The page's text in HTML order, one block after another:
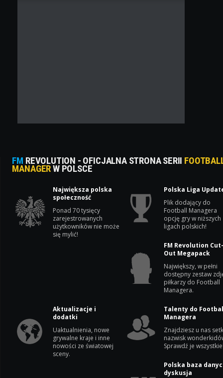
FM REVOLUTION - OFICJALNA STRONA SERII
MANAGERW POLSCE
Największa polska
społeczność
Ponad 70 tysięcy
zarejestrowanych
użytkowników nie może
się mylić!
Polska Liga
Plik dodający do
Football Managera
opcję gry w niższych
ligach polskich!
FM Revolution
Out Megapack
Największy, w pełni
dostępny zestaw
piłkarzy do Football
Managera.
Aktualizacje i
dodatki
Uaktualnienia, nowe
grywalne kraje i inne
nowości ze światowej
sceny.
Talenty do
Managera
Znajdziesz u nas
nazwisk
Sprawdź je
Polska baza
dyskusja